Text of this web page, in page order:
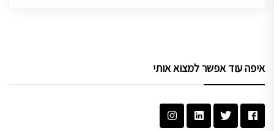
איפה עוד אפשר למצוא אותי